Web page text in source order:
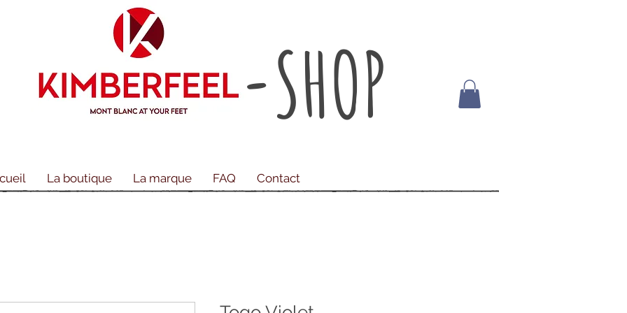
-SHOP
La boutique La marque FAQ Contact